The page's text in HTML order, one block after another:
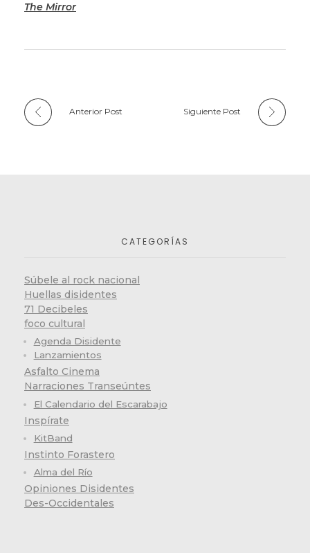
The Mirror
Anterior Post Siguiente Post
CATEGORÍAS
Súbele al rock nacional
Huellas disidentes
71 Decibeles
foco cultural
Agenda Disidente
Lanzamientos
Asfalto Cinema
Narraciones Transeúntes
El Calendario del Escarabajo
Inspírate
KitBand
Instinto Forastero
Alma del Río
Opiniones Disidentes
Des-Occidentales